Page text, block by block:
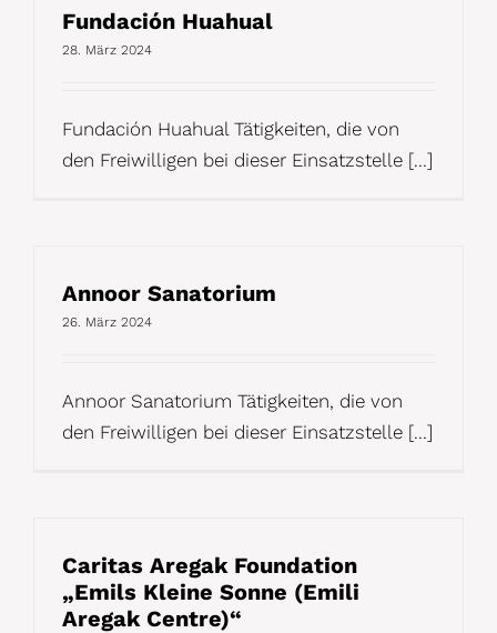
Fundación Huahual
28. März 2024
Fundación Huahual Tätigkeiten, die von
den Freiwilligen bei dieser Einsatzstelle [...]
Annoor Sanatorium
26. März 2024
Annoor Sanatorium Tätigkeiten, die von
den Freiwilligen bei dieser Einsatzstelle [...]
Caritas Aregak Foundation
„Emils Kleine Sonne (Emili
Aregak Centre)“